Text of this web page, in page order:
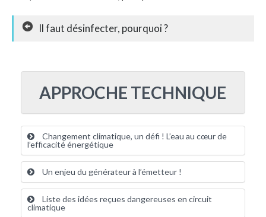
Il faut désinfecter, pourquoi ?
APPROCHE TECHNIQUE
Changement climatique, un défi ! L’eau au cœur de
l’efficacité énergétique
Un enjeu du générateur à l’émetteur !
Liste des idées reçues dangereuses en circuit
climatique